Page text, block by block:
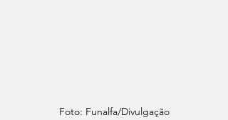
Foto: Funalfa/Divulgação